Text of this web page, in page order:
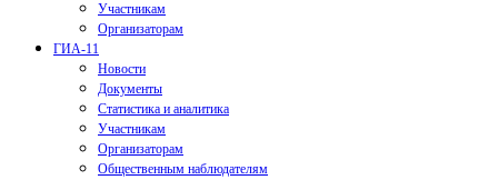
Участникам
Организаторам
ГИА-11
Новости
Документы
Статистика и аналитика
Участникам
Организаторам
Общественным наблюдателям